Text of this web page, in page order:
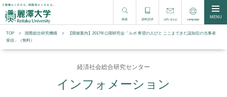
検索 資料請求 お問い合わせ Language MENU
TOP 国際総合研究機構
【開催案内】2017年公開研究会「ルポ 希望の人びと ここまできた認知症の当事者
発信」（無料）
経済社会総合研究センター
インフォメーション